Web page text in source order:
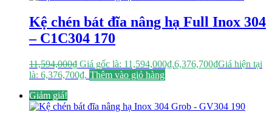
Kệ chén bát đĩa nâng hạ Full Inox 304
– C1C304 170
11,594,000₫ Giá gốc là: 11,594,000₫.6,376,700₫Giá hiện tại
là: 6,376,700₫. Thêm vào giỏ hàng
Giảm giá!